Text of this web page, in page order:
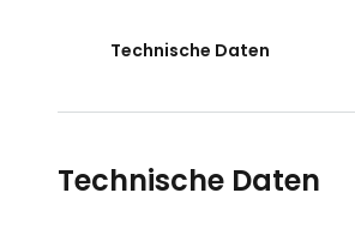
Technische Daten
Technische Daten